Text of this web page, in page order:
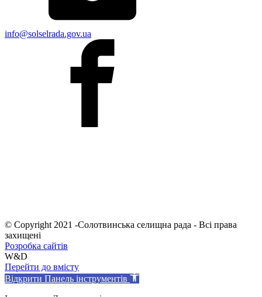
info@solselrada.gov.ua
© Copyright 2021 -Солотвинська селищна рада - Всі права
захищені
Розробка сайтів
W&D
Перейти до вмісту
Відкрити Панель інструментів